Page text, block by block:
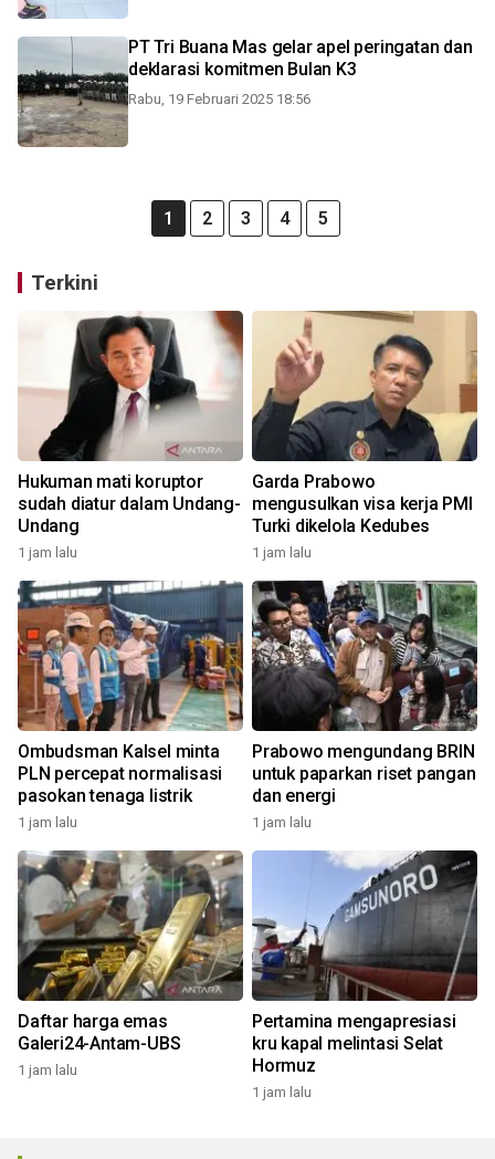
PT Tri Buana Mas gelar apel peringatan dan
deklarasi komitmen Bulan K3
Rabu, 19 Februari 2025 18:56
1 2 3 4 5
Terkini
Hukuman mati koruptor
sudah diatur dalam Undang-
Undang
1 jam lalu
Garda Prabowo
mengusulkan visa kerja PMI
Turki dikelola Kedubes
1 jam lalu
Ombudsman Kalsel minta
PLN percepat normalisasi
pasokan tenaga listrik
1 jam lalu
Prabowo mengundang BRIN
untuk paparkan riset pangan
dan energi
1 jam lalu
Daftar harga emas
Galeri24-Antam-UBS
1 jam lalu
Pertamina mengapresiasi
kru kapal melintasi Selat
Hormuz
1 jam lalu